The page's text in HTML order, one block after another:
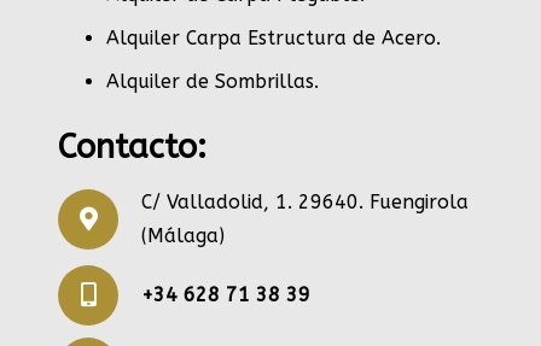
Alquiler Carpa Estructura de Acero.
Alquiler de Sombrillas.
Contacto:
C/ Valladolid, 1. 29640. Fuengirola
(Málaga)
+34 628 71 38 39